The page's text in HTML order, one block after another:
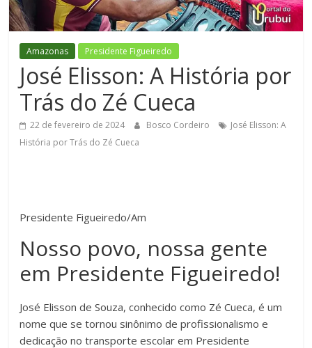
Figueiredo
Amazonas Presidente Figueiredo
José Elisson: A História por
Trás do Zé Cueca
22 de fevereiro de 2024 Bosco Cordeiro
José Elisson: A
História por Trás do Zé Cueca
Presidente Figueiredo/Am
Nosso povo, nossa gente
em Presidente Figueiredo!
José Elisson de Souza, conhecido como Zé Cueca, é um
nome que se tornou sinônimo de profissionalismo e
dedicação no transporte escolar em Presidente